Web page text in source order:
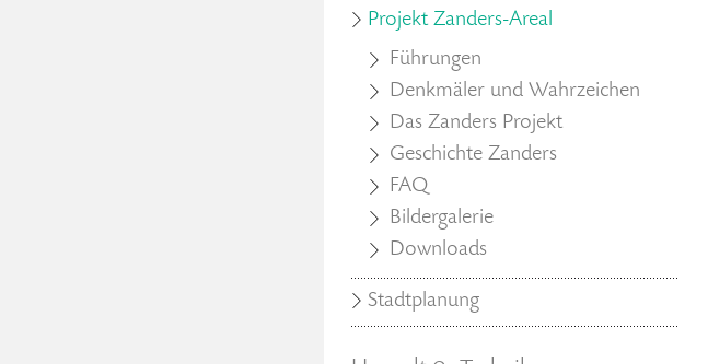
Projekt Zanders-Areal
Führungen
Denkmäler und Wahrzeichen
Das Zanders Projekt
Geschichte Zanders
FAQ
Bildergalerie
Downloads
Stadtplanung